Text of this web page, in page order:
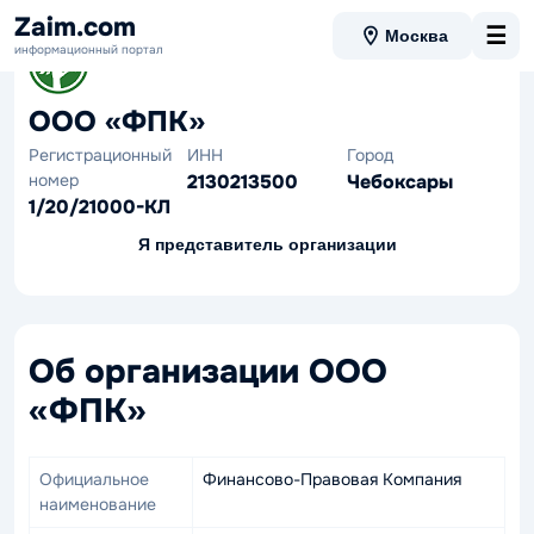
Zaim.com
информационный портал
Москва ☰
ООО «ФПК»
Регистрационный
номер
1/20/21000-КЛ
ИНН
2130213500
Город
Чебоксары
Я представитель организации
Об организации ООО
«ФПК»
Официальное
наименование
Финансово-Правовая Компания